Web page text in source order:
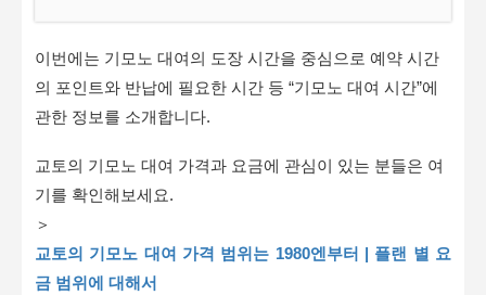
이번에는 기모노 대여의 도장 시간을 중심으로 예약 시간
의 포인트와 반납에 필요한 시간 등 “기모노 대여 시간”에
관한 정보를 소개합니다.
교토의 기모노 대여 가격과 요금에 관심이 있는 분들은 여
기를 확인해보세요.
＞
교토의 기모노 대여 가격 범위는 1980엔부터 | 플랜 별 요
금 범위에 대해서